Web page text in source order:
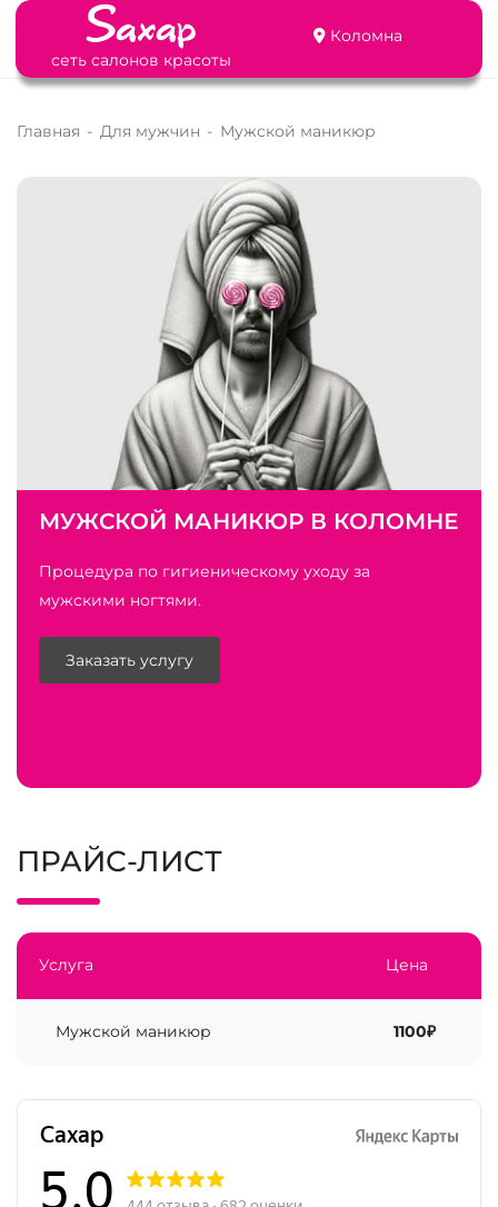
сеть салонов красоты
Коломна
Главная - Для мужчин - Мужской маникюр
МУЖСКОЙ МАНИКЮР В КОЛОМНЕ
Процедура по гигиеническому уходу за
мужскими ногтями.
Заказать услугу
ПРАЙС-ЛИСТ
Услуга Цена
Мужской маникюр 1100₽